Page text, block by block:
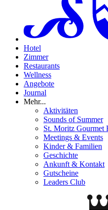
Hotel
Zimmer
Restaurants
Wellness
Angebote
Journal
Mehr...
Aktivitäten
Sounds of Summer
St. Moritz Gourmet
Meetings & Events
Kinder & Familien
Geschichte
Ankunft & Kontakt
Gutscheine
Leaders Club